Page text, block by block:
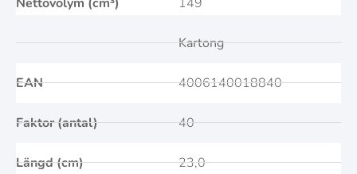
EAN
Faktor (antal)
Längd (cm)
Kartong
4006140018840
40
23,0